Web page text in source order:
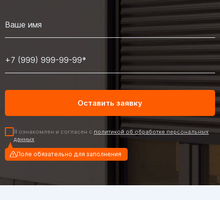
Я ознакомлен и согласен с политикой об обработке персональных
данных
Поле обязательно для заполнения